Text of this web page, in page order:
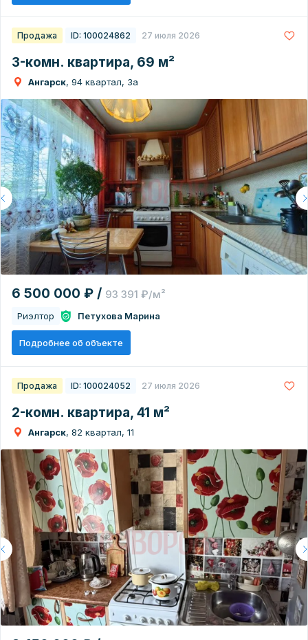
Продажа ID: 100024862 27 июля 2026
3-комн. квартира, 69 м²
Ангарск, 94 квартал, 3а
6 500 000 ₽ / 93 391 ₽/м²
Риэлтор Петухова Марина
Подробнее об объекте
Продажа ID: 100024052 27 июля 2026
2-комн. квартира, 41 м²
Ангарск, 82 квартал, 11